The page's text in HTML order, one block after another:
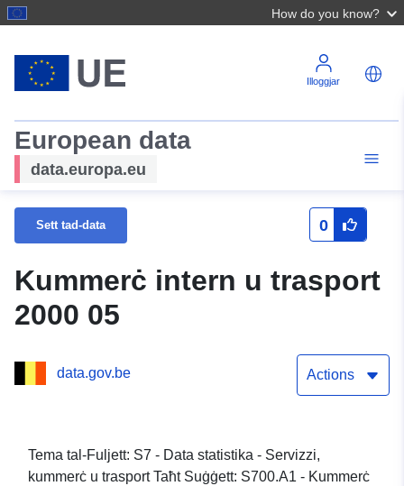
How do you know?
Illoggjar
European data
data.europa.eu
Sett tad-data 0
Kummerċ intern u trasport
2000 05
data.gov.be Actions
Tema tal-Fuljett: S7 - Data statistika - Servizzi,
kummerċ u trasport Taħt Suġġett: S700.A1 - Kummerċ